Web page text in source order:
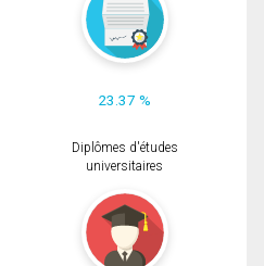
23.37 %
Diplômes d'études
universitaires